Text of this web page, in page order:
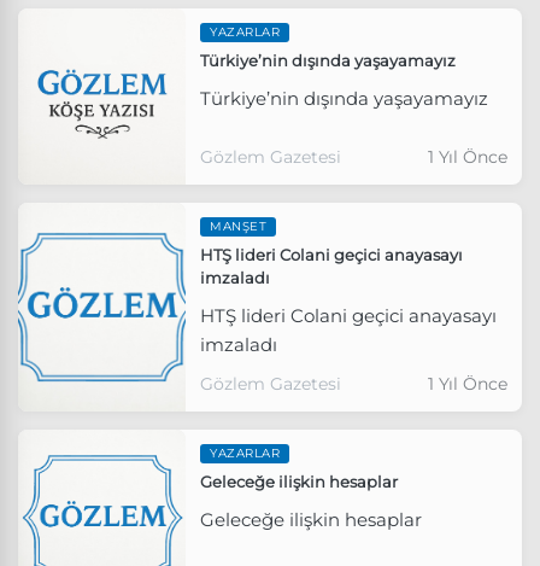
YAZARLAR
Türkiye’nin dışında yaşayamayız
Türkiye’nin dışında yaşayamayız
Gözlem Gazetesi 1 Yıl Önce
MANŞET
HTŞ lideri Colani geçici anayasayı
imzaladı
HTŞ lideri Colani geçici anayasayı
imzaladı
Gözlem Gazetesi 1 Yıl Önce
YAZARLAR
Geleceğe ilişkin hesaplar
Geleceğe ilişkin hesaplar